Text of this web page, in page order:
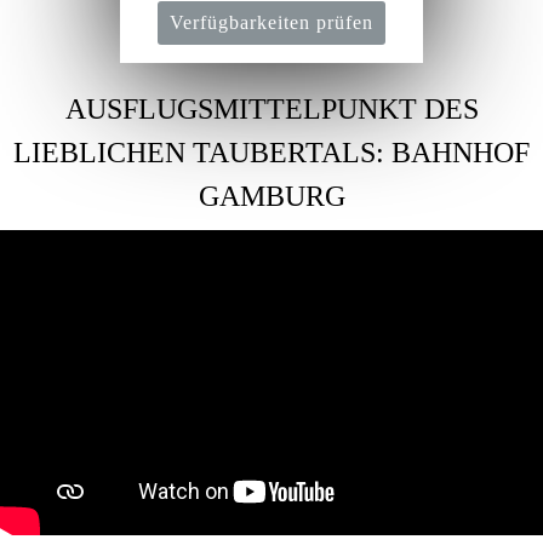
Verfügbarkeiten prüfen
AUSFLUGSMITTELPUNKT DES
LIEBLICHEN TAUBERTALS: BAHNHOF
GAMBURG